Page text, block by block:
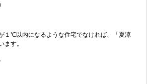
１℃以内になるような住宅でなければ、「夏涼
ます。